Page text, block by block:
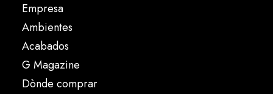
Empresa
Ambientes
Acabados
G Magazine
Dònde comprar